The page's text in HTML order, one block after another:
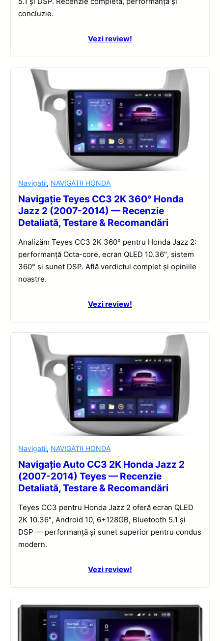
concluzie.
Vezi review!
Navigatii, NAVIGATII HONDA
Navigație Teyes CC3 2K 360° Honda
Jazz 2 (2007-2014) — Recenzie
Detaliată, Testare & Recomandări
Analizăm Teyes CC3 2K 360° pentru Honda Jazz 2:
performanță Octa-core, ecran QLED 10.36″, sistem
360° și sunet DSP. Află verdictul complet și opiniile
noastre.
Vezi review!
Navigatii, NAVIGATII HONDA
Navigație Auto CC3 2K Honda Jazz 2
(2007-2014) Teyes — Recenzie
Detaliată, Testare & Recomandări
Teyes CC3 pentru Honda Jazz 2 oferă ecran QLED
2K 10.36″, Android 10, 6+128GB, Bluetooth 5.1 și
DSP — performanță și sunet superior pentru condus
modern.
Vezi review!